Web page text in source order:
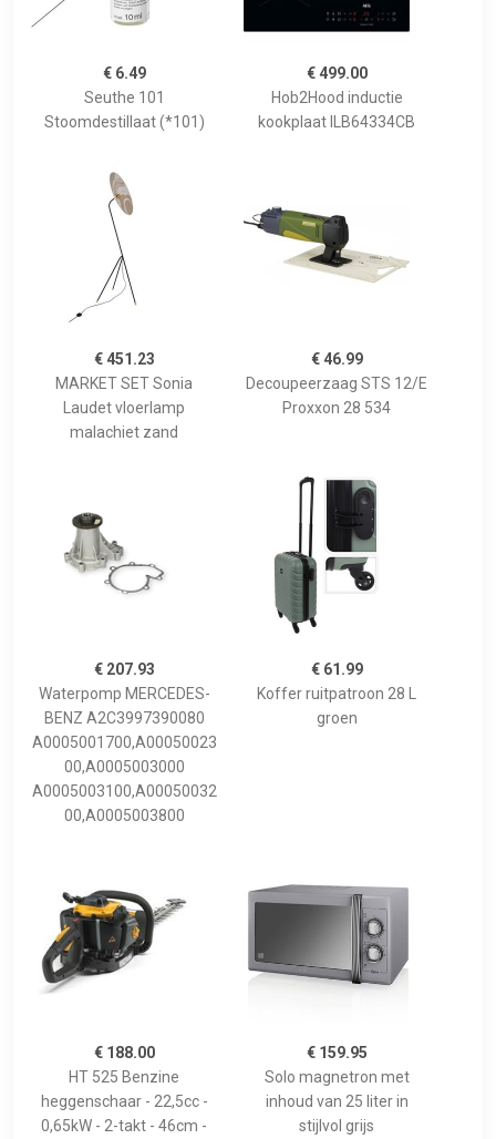
€ 6.49
Seuthe 101
Stoomdestillaat (*101)
€ 499.00
Hob2Hood inductie
kookplaat ILB64334CB
€ 451.23
MARKET SET Sonia
Laudet vloerlamp
malachiet zand
€ 46.99
Decoupeerzaag STS 12/E
Proxxon 28 534
€ 207.93
Waterpomp MERCEDES-
BENZ A2C3997390080
A0005001700,A00050023
00,A0005003000
A0005003100,A00050032
00,A0005003800
€ 61.99
Koffer ruitpatroon 28 L
groen
€ 188.00
HT 525 Benzine
heggenschaar - 22,5cc -
0,65kW - 2-takt - 46cm -
€ 159.95
Solo magnetron met
inhoud van 25 liter in
stijlvol grijs